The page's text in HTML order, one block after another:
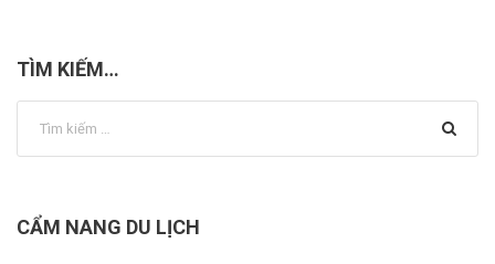
TÌM KIẾM…
CẨM NANG DU LỊCH